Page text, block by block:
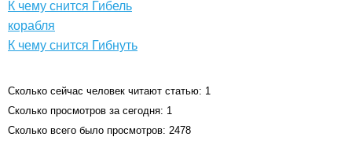
К чему снится Гибель
корабля
К чему снится Гибнуть
Сколько сейчас человек читают статью: 1
Сколько просмотров за сегодня: 1
Сколько всего было просмотров: 2478